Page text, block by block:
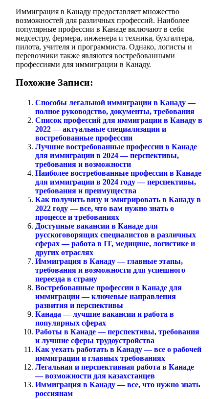
Иммиграция в Канаду предоставляет множество
возможностей для различных профессий. Наиболее
популярные профессии в Канаде включают в себя
медсестру, фермера, инженера и техника, бухгалтера,
пилота, учителя и программиста. Однако, логисты и
перевозчики также являются востребованными
профессиями для иммиграции в Канаду.
Похожие Записи:
Способы легальной иммиграции в Канаду —
полное руководство, документы, требования
Список профессий для иммиграции в Канаду в
2022 — актуальные специализации и
востребованные профессии
Лучшие востребованные профессии в Канаде
для иммиграции в 2024 — перспективы,
требования и возможности
Наиболее востребованные профессии в Канаде
для иммиграции в 2024 году — перспективы,
требования и преимущества
Как получить визу и эмигрировать в Канаду в
2022 году — все, что вам нужно знать о
процессе и требованиях
Доступные вакансии в Канаде для
русскоговорящих специалистов в различных
сферах — работа в IT, медицине, логистике и
других отраслях
Иммиграция в Канаду — главные этапы,
требования и возможности для успешного
переезда в страну
Востребованные профессии в Канаде для
иммиграции — ключевые направления
развития и перспективы
Канада — лучшие вакансии и работа в
популярных сферах
Работы в Канаде — перспективы, требования
и лучшие сферы трудоустройства
Как уехать работать в Канаду — все о рабочей
иммиграции и главных требованиях
Легальная и перспективная работа в Канаде
— возможности для казахстанцев
Иммиграция в Канаду — все, что нужно знать
россиянам